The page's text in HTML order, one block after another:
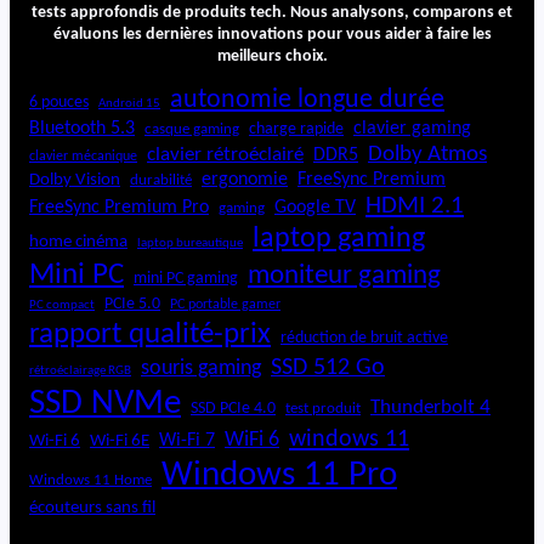
o
tests approfondis de produits tech. Nous analysons, comparons et
évaluons les dernières innovations pour vous aider à faire les
meilleurs choix.
6 pouces Android 15 autonomie longue durée
Bluetooth 5.3 casque gaming charge rapide clavier gaming
clavier mécanique clavier rétroéclairé DDR5 Dolby Atmos
Dolby Vision durabilité ergonomie
FreeSync Premium
FreeSync Premium Pro
gaming Google TV HDMI 2.1
home cinéma laptop bureautique laptop gaming
Mini PC mini PC gaming moniteur gaming
PC compact PCIe 5.0 PC portable gamer
rapport qualité-prix réduction de bruit active
rétroéclairage RGB souris gaming SSD 512 Go
SSD NVMe SSD PCIe 4.0 test produit Thunderbolt 4
Wi-Fi 6 Wi-Fi 6E Wi-Fi 7 WiFi 6 windows 11
Windows 11 Home Windows 11 Pro
écouteurs sans fil